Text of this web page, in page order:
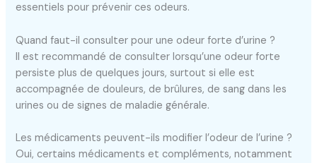
essentiels pour prévenir ces odeurs.
Quand faut-il consulter pour une odeur forte d’urine ?
Il est recommandé de consulter lorsqu’une odeur forte
persiste plus de quelques jours, surtout si elle est
accompagnée de douleurs, de brûlures, de sang dans les
urines ou de signes de maladie générale.
Les médicaments peuvent-ils modifier l’odeur de l’urine ?
Oui, certains médicaments et compléments, notamment